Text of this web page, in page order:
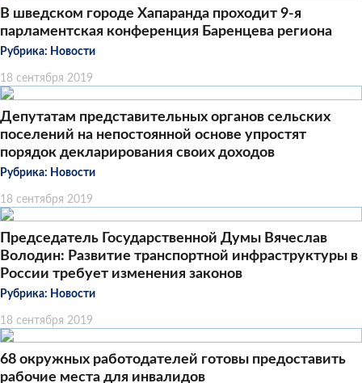
В шведском городе Хапаранда проходит 9-я
парламентская конференция Баренцева региона
Рубрика: Новости
18 сентября 2019
Депутатам представительных органов сельских
поселений на непостоянной основе упростят
порядок декларирования своих доходов
Рубрика: Новости
18 сентября 2019
Председатель Государственной Думы Вячеслав
Володин: Развитие транспортной инфраструктуры в
России требует изменения законов
Рубрика: Новости
18 сентября 2019
68 окружных работодателей готовы предоставить
рабочие места для инвалидов